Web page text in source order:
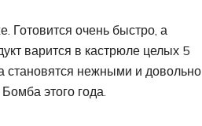
Готовится очень быстро, а
варится в кастрюле целых 5
становятся нежными и довольно
этого года.